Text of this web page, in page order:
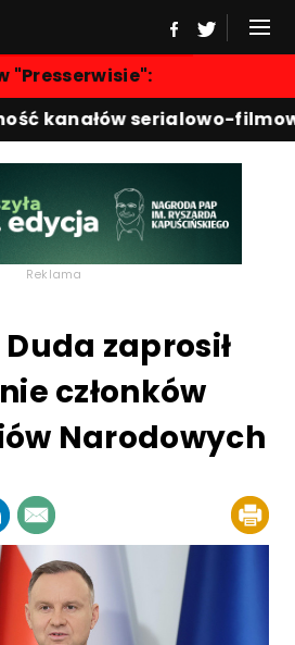
"Presserwisie":
kanałów serialowo-
Reklama
zaprosił
członków
Narodowych